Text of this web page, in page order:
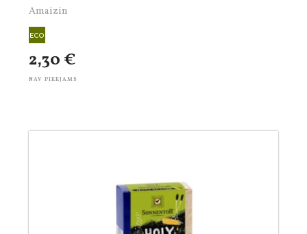
Amaizin
2,30 €
NAV PIEEJAMS